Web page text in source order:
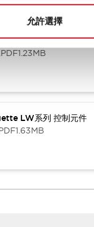
允許選擇
LW系列 控制元件 (
.PDF1.23MB
LW系列 控制元件
1.63MB